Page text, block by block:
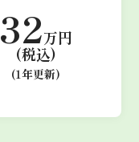
32万円
(税込)
(1年更新)